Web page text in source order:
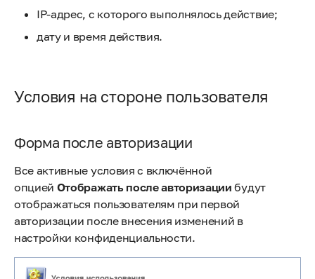
IP-адрес, с которого выполнялось действие;
дату и время действия.
Условия на стороне пользователя
Форма после авторизации
Все активные условия с включённой
опцией Отображать после авторизации будут
отображаться пользователям при первой
авторизации после внесения изменений в
настройки конфиденциальности.